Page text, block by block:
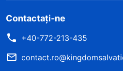
Contactați-ne
+40-772-213-435